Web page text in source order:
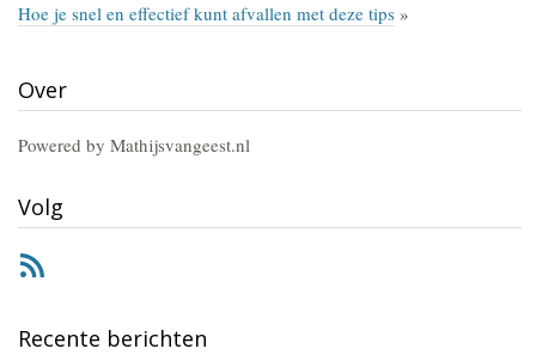
Hoe je snel en effectief kunt afvallen met deze tips »
Over
Powered by Mathijsvangeest.nl
Volg
Recente berichten